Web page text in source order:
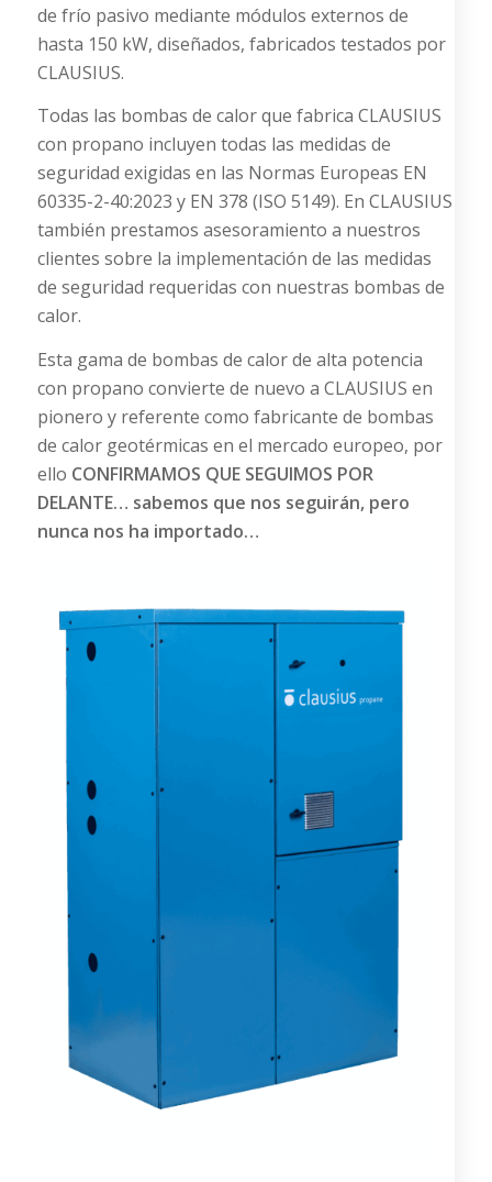
de frío pasivo mediante módulos externos de
hasta 150 kW, diseñados, fabricados testados por
CLAUSIUS.
Todas las bombas de calor que fabrica CLAUSIUS
con propano incluyen todas las medidas de
seguridad exigidas en las Normas Europeas EN
60335-2-40:2023 y EN 378 (ISO 5149). En CLAUSIUS
también prestamos asesoramiento a nuestros
clientes sobre la implementación de las medidas
de seguridad requeridas con nuestras bombas de
calor.
Esta gama de bombas de calor de alta potencia
con propano convierte de nuevo a CLAUSIUS en
pionero y referente como fabricante de bombas
de calor geotérmicas en el mercado europeo, por
ello CONFIRMAMOS QUE SEGUIMOS POR
DELANTE… sabemos que nos seguirán, pero
nunca nos ha importado…